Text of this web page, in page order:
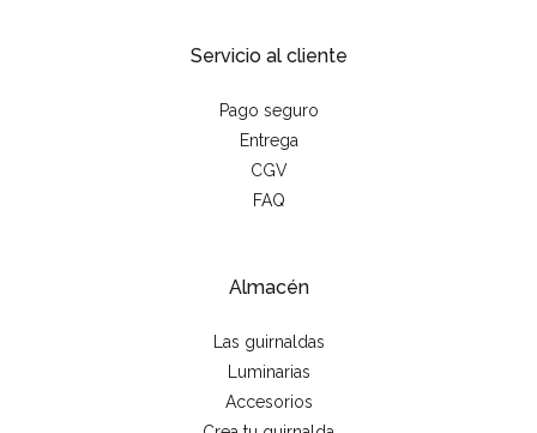
Servicio al cliente
Pago seguro
Entrega
CGV
FAQ
Almacén
Las guirnaldas
Luminarias
Accesorios